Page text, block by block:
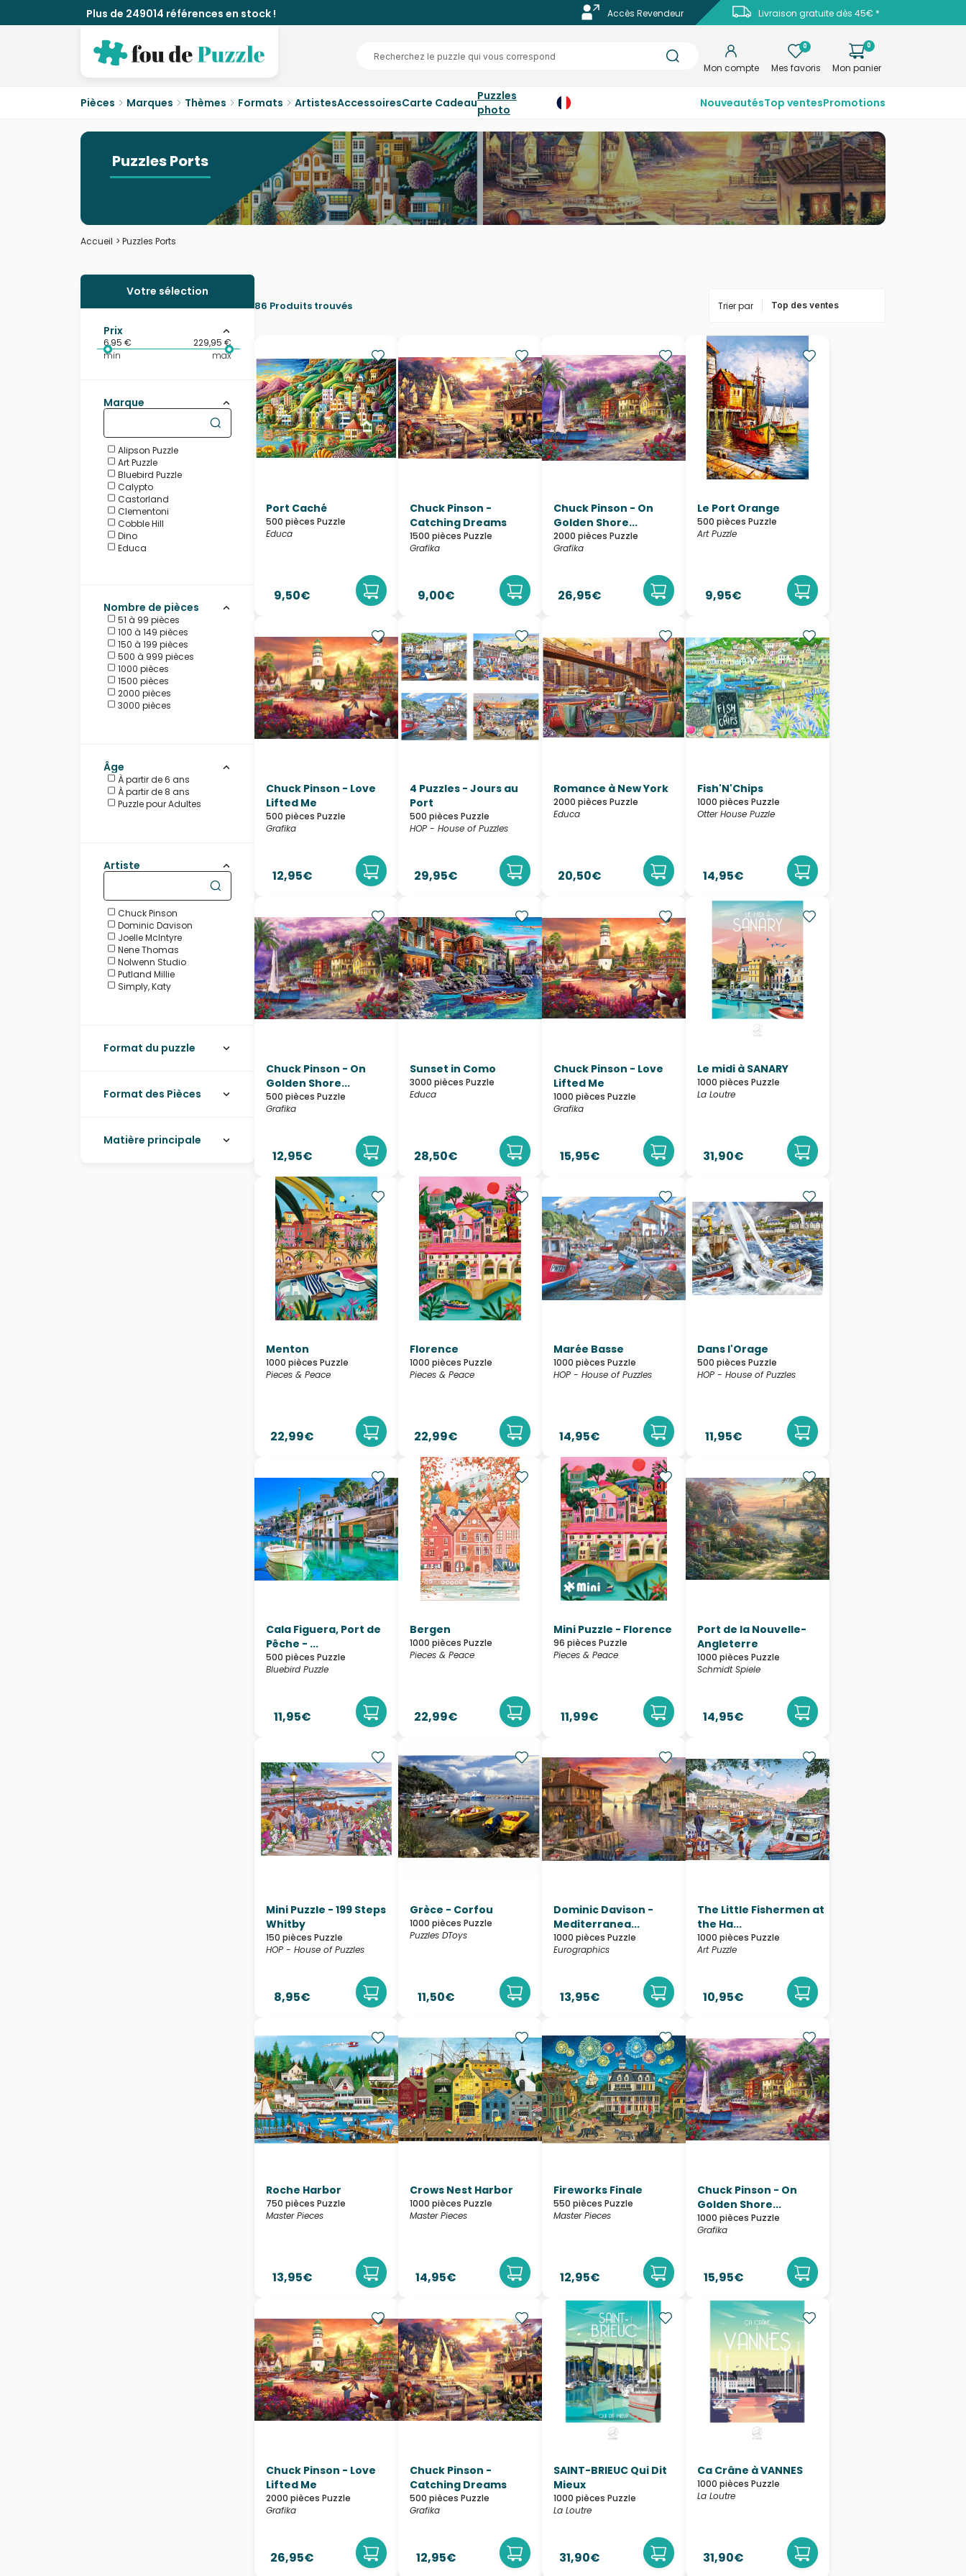
Plus de 249014 références en stock ! Livraison gratuite dès 45€ *
Accès Revendeur
Mon compte
0
Mes favoris
0
Mon panier
Pièces Marques Thèmes Formats ArtistesAccessoiresCarte CadeauPuzzles
photo
NouveautésTop ventesPromotions
Puzzles Ports
Accueil > Puzzles Ports
86 Produits trouvés Trier par
Port Caché
500 pièces Puzzle
Educa
9,50€
Chuck Pinson -
Catching Dreams
1500 pièces Puzzle
Grafika
9,00€
Chuck Pinson - On
Golden Shore...
2000 pièces Puzzle
Grafika
26,95€
Le Port Orange
500 pièces Puzzle
Art Puzzle
9,95€
Chuck Pinson - Love
Lifted Me
500 pièces Puzzle
Grafika
12,95€
4 Puzzles - Jours au
Port
500 pièces Puzzle
HOP - House of Puzzles
29,95€
Romance à New York
2000 pièces Puzzle
Educa
20,50€
Fish'N'Chips
1000 pièces Puzzle
Otter House Puzzle
14,95€
Chuck Pinson - On
Golden Shore...
500 pièces Puzzle
Grafika
12,95€
Sunset in Como
3000 pièces Puzzle
Educa
28,50€
Chuck Pinson - Love
Lifted Me
1000 pièces Puzzle
Grafika
15,95€
Le midi à SANARY
1000 pièces Puzzle
La Loutre
31,90€
Menton
1000 pièces Puzzle
Pieces & Peace
22,99€
Florence
1000 pièces Puzzle
Pieces & Peace
22,99€
Marée Basse
1000 pièces Puzzle
HOP - House of Puzzles
14,95€
Dans l'Orage
500 pièces Puzzle
HOP - House of Puzzles
11,95€
Cala Figuera, Port de
Pêche - ...
500 pièces Puzzle
Bluebird Puzzle
11,95€
Bergen
1000 pièces Puzzle
Pieces & Peace
22,99€
Mini Puzzle - Florence
96 pièces Puzzle
Pieces & Peace
11,99€
Port de la Nouvelle-
Angleterre
1000 pièces Puzzle
Schmidt Spiele
14,95€
Mini Puzzle - 199 Steps
Whitby
150 pièces Puzzle
HOP - House of Puzzles
8,95€
Grèce - Corfou
1000 pièces Puzzle
Puzzles DToys
11,50€
Dominic Davison -
Mediterranea...
1000 pièces Puzzle
Eurographics
13,95€
The Little Fishermen at
the Ha...
1000 pièces Puzzle
Art Puzzle
10,95€
Roche Harbor
750 pièces Puzzle
Master Pieces
13,95€
Crows Nest Harbor
1000 pièces Puzzle
Master Pieces
14,95€
Fireworks Finale
550 pièces Puzzle
Master Pieces
12,95€
Chuck Pinson - On
Golden Shore...
1000 pièces Puzzle
Grafika
15,95€
Chuck Pinson - Love
Lifted Me
2000 pièces Puzzle
Grafika
26,95€
Chuck Pinson -
Catching Dreams
500 pièces Puzzle
Grafika
12,95€
SAINT-BRIEUC Qui Dit
Mieux
1000 pièces Puzzle
La Loutre
31,90€
Ca Crâne à VANNES
1000 pièces Puzzle
La Loutre
31,90€
Votre sélection
Prix
6,95 €
229,95 €
min
max
Marque
Alipson Puzzle
Art Puzzle
Bluebird Puzzle
Calypto
Castorland
Clementoni
Cobble Hill
Dino
Educa
HOP - House of Puzzles
La Loutre
Master Pieces
Otter House Puzzle
Pieces & Peace
Puzzle Michèle Wilson
Puzzles DToys
Ravensburger
Schmidt Spiele
Nombre de pièces
51 à 99 pièces
100 à 149 pièces
150 à 199 pièces
500 à 999 pièces
1000 pièces
1500 pièces
2000 pièces
3000 pièces
Âge
À partir de 6 ans
À partir de 8 ans
Puzzle pour Adultes
Artiste
Chuck Pinson
Dominic Davison
Joelle McIntyre
Nene Thomas
Nolwenn Studio
Putland Millie
Simply, Katy
Format du puzzle
Format des Pièces
Matière principale